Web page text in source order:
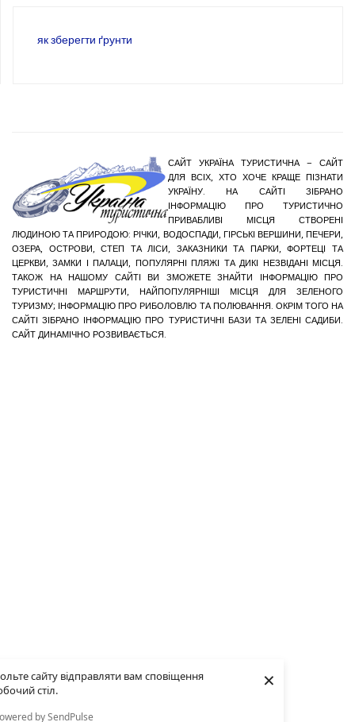
сайту відправляти вам сповіщення
стіл.
by SendPulse
×
як зберегти ґрунти
САЙТ УКРАЇНА ТУРИСТИЧНА – САЙТ
ДЛЯ ВСІХ, ХТО ХОЧЕ КРАЩЕ ПІЗНАТИ
УКРАЇНУ. НА САЙТІ ЗІБРАНО
ІНФОРМАЦІЮ ПРО ТУРИСТИЧНО
ПРИВАБЛИВІ МІСЦЯ СТВОРЕНІ
ЛЮДИНОЮ ТА ПРИРОДОЮ: РІЧКИ, ВОДОСПАДИ, ГІРСЬКІ ВЕРШИНИ, ПЕЧЕРИ,
ОЗЕРА, ОСТРОВИ, СТЕП ТА ЛІСИ, ЗАКАЗНИКИ ТА ПАРКИ, ФОРТЕЦІ ТА
ЦЕРКВИ, ЗАМКИ І ПАЛАЦИ, ПОПУЛЯРНІ ПЛЯЖІ ТА ДИКІ НЕЗВІДАНІ МІСЦЯ.
ТАКОЖ НА НАШОМУ САЙТІ ВИ ЗМОЖЕТЕ ЗНАЙТИ ІНФОРМАЦІЮ ПРО
ТУРИСТИЧНІ МАРШРУТИ, НАЙПОПУЛЯРНІШІ МІСЦЯ ДЛЯ ЗЕЛЕНОГО
ТУРИЗМУ; ІНФОРМАЦІЮ ПРО РИБОЛОВЛЮ ТА ПОЛЮВАННЯ. ОКРІМ ТОГО НА
САЙТІ ЗІБРАНО ІНФОРМАЦІЮ ПРО ТУРИСТИЧНІ БАЗИ ТА ЗЕЛЕНІ САДИБИ.
САЙТ ДИНАМІЧНО РОЗВИВАЄТЬСЯ.